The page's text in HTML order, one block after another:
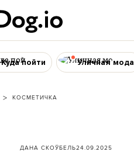
Куда пойти Уличная мода
КОСМЕТИЧКА
ДАНА СКОЎБЕЛЬ24.09.2025